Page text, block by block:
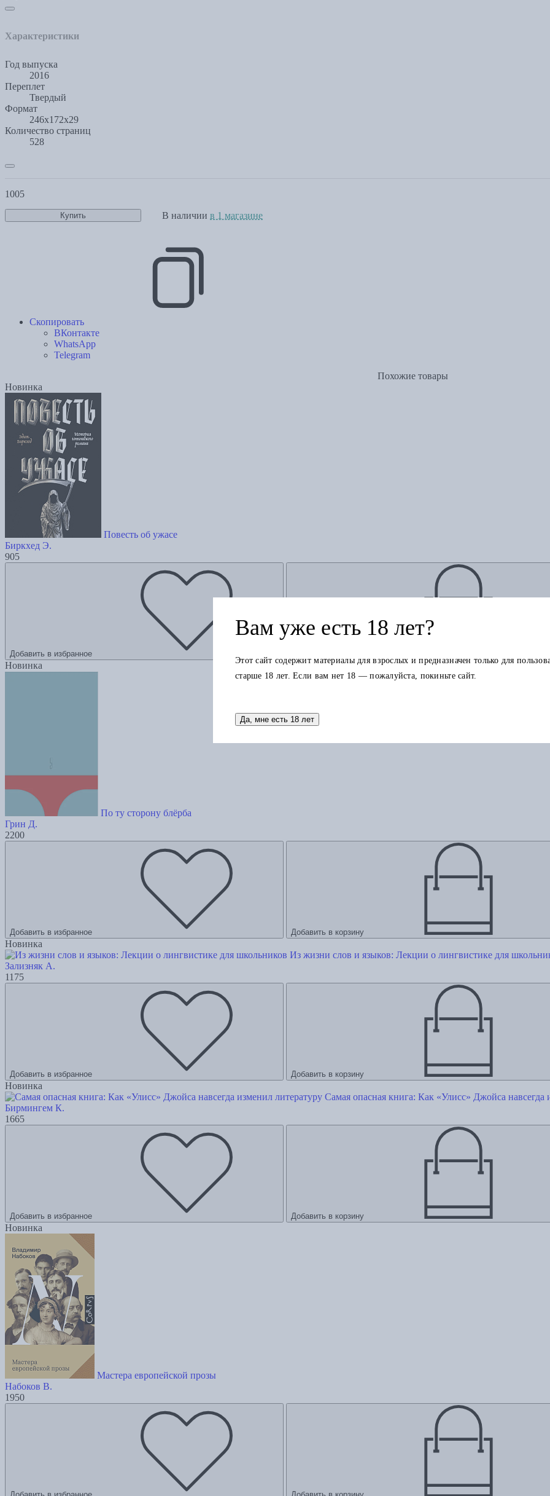
Характеристики
Год выпуска
2016
Переплет
Твердый
Формат
246x172x29
Количество страниц
528
1005
Купить В наличии в 1 магазине
Скопировать
ВКонтакте
WhatsApp
Telegram
Похожие товары
Новинка
Повесть об ужасе
Биркхед Э.
905
Добавить в избранное
Новинка
По ту сторону блёрба
Грин Д.
2200
Добавить в избранное Добавить в корзину
Новинка
Из жизни слов и языков: Лекции о лингвистике для
Зализняк А.
1175
Добавить в избранное Добавить в корзину
Новинка
Самая опасная книга: Как «Улисс» Джойса навсегда
Бирмингем К.
1665
Добавить в избранное Добавить в корзину
Новинка
Мастера европейской прозы
Набоков В.
1950
Вам уже есть 18 лет?
Этот сайт содержит материалы для взрослых и предназначен только для
старше 18 лет. Если вам нет 18 — пожалуйста, покиньте сайт.
Да, мне есть 18 лет